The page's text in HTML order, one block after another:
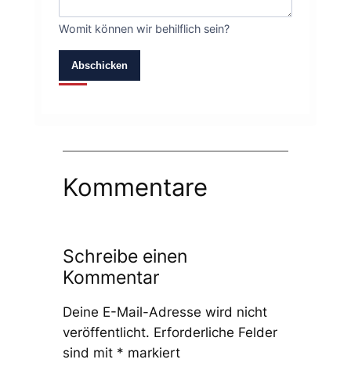
Womit können wir behilflich sein?
Abschicken
Kommentare
Schreibe einen
Kommentar
Deine E-Mail-Adresse wird nicht
veröffentlicht. Erforderliche Felder
sind mit * markiert